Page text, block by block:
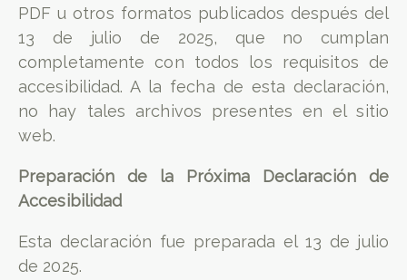
PDF u otros formatos publicados después del
13 de julio de 2025, que no cumplan
completamente con todos los requisitos de
accesibilidad. A la fecha de esta declaración,
no hay tales archivos presentes en el sitio
web.
Preparación de la Próxima Declaración de
Accesibilidad
Esta declaración fue preparada el 13 de julio
de 2025.